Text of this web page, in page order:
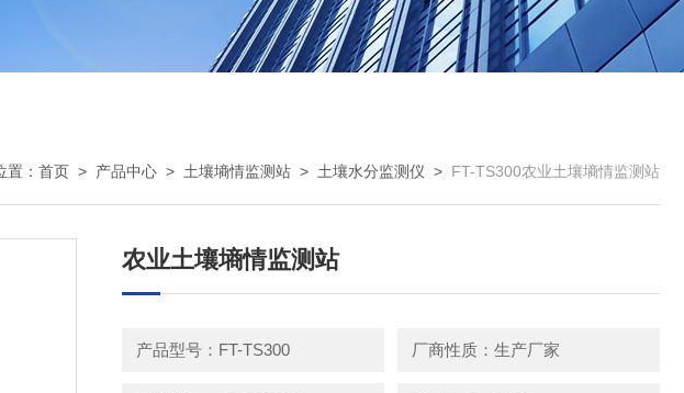
置： 首页 > 产品中心 > 土壤墒情监测站 > 土壤水分监测仪 > FT-TS300农业土壤墒情监测站
农业土壤墒情监测站
产品型号：FT-TS300 厂商性质：生产厂家